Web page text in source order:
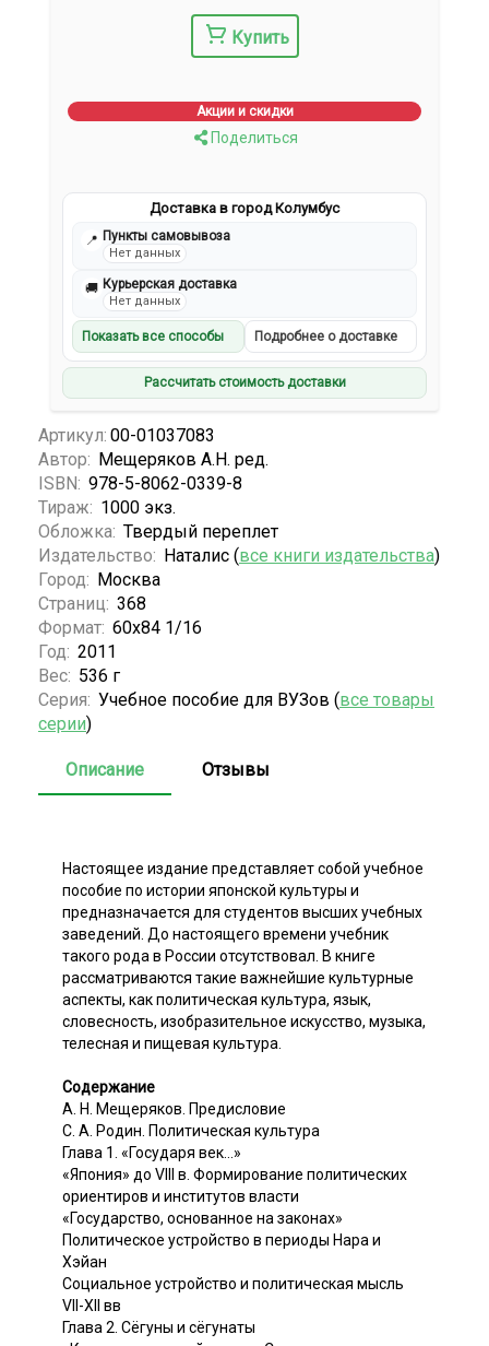
Купить
Акции и скидки
Поделиться
Доставка в город Колумбус
📍 Пункты самовывоза
Нет данных
🚚 Курьерская доставка
Нет данных
Показать все способы Подробнее о доставке
Рассчитать стоимость доставки
Артикул: 00-01037083
Автор: Мещеряков А.Н. ред.
ISBN: 978-5-8062-0339-8
Тираж: 1000 экз.
Обложка: Твердый переплет
Издательство: Наталис (все книги издательства)
Город: Москва
Страниц: 368
Формат: 60х84 1/16
Год: 2011
Вес: 536 г
Серия: Учебное пособие для ВУЗов (все товары
серии)
Описание Отзывы
Настоящее издание представляет собой учебное
пособие по истории японской культуры и
предназначается для студентов высших учебных
заведений. До настоящего времени учебник
такого рода в России отсутствовал. В книге
рассматриваются такие важнейшие культурные
аспекты, как политическая культура, язык,
словесность, изобразительное искусство, музыка,
телесная и пищевая культура.
Содержание
A. Н. Мещеряков. Предисловие
С. А. Родин. Политическая культура
Глава 1. «Государя век...»
«Япония» до VIII в. Формирование политических
ориентиров и институтов власти
«Государство, основанное на законах»
Политическое устройство в периоды Нара и
Хэйан
Социальное устройство и политическая мысль
VII-XII вв
Глава 2. Сёгуны и сёгунаты